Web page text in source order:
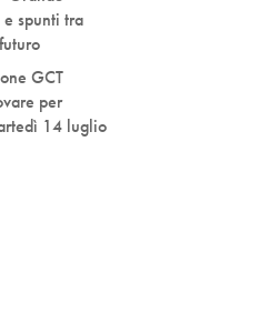
spunti tra
GCT
per
14 luglio